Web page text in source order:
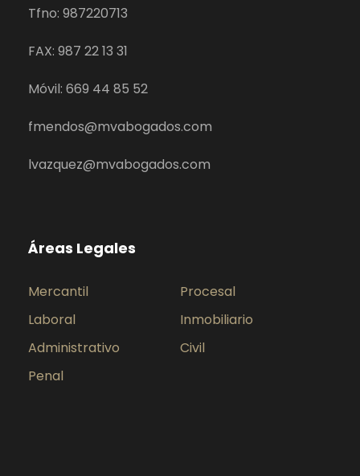
Tfno: 987220713
FAX: 987 22 13 31
Móvil: 669 44 85 52
fmendos@mvabogados.com
lvazquez@mvabogados.com
Áreas Legales
Mercantil
Procesal
Laboral
Inmobiliario
Administrativo
Civil
Penal